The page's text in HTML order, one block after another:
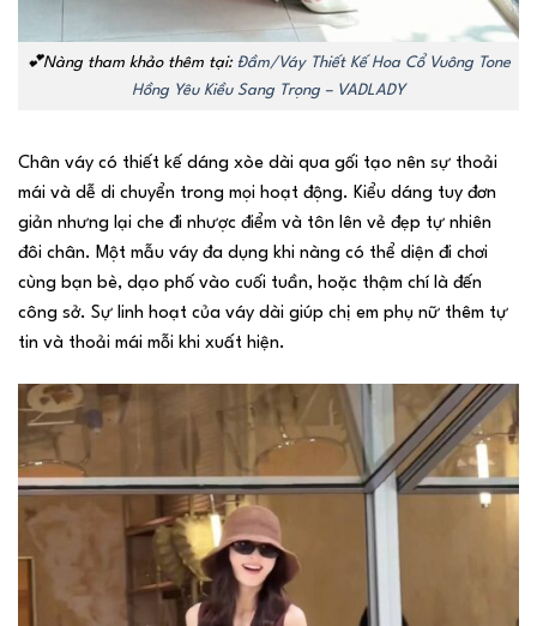
💕Nàng tham khảo thêm tại: Đầm/Váy Thiết Kế Hoa Cổ Vuông Tone
Hồng Yêu Kiều Sang Trọng – VADLADY
Chân váy có thiết kế dáng xòe dài qua gối tạo nên sự thoải
mái và dễ di chuyển trong mọi hoạt động. Kiểu dáng tuy đơn
giản nhưng lại che đi nhược điểm và tôn lên vẻ đẹp tự nhiên
đôi chân. Một mẫu váy đa dụng khi nàng có thể diện đi chơi
cùng bạn bè, dạo phố vào cuối tuần, hoặc thậm chí là đến
công sở. Sự linh hoạt của váy dài giúp chị em phụ nữ thêm tự
tin và thoải mái mỗi khi xuất hiện.